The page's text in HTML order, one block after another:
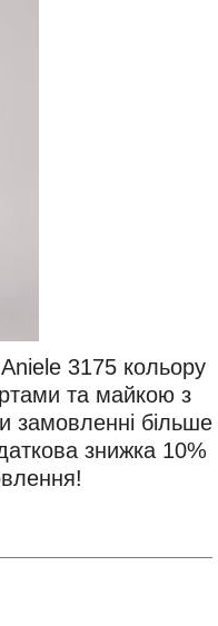
3175 кольору
та майкою з
замовленні більше
знижка 10%